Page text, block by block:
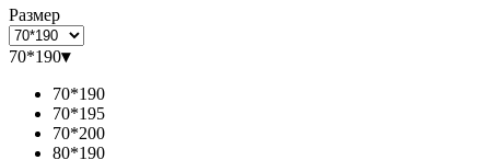
Размер
70*190▾
70*190
70*195
70*200
80*190